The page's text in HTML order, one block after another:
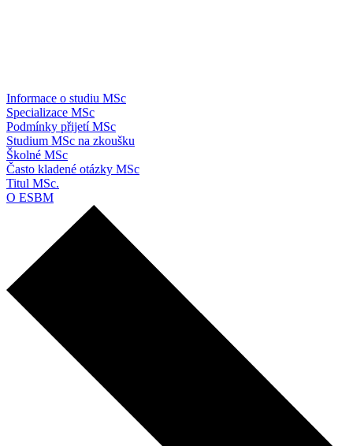
Informace o studiu MSc
Specializace MSc
Podmínky přijetí MSc
Studium MSc na zkoušku
Školné MSc
Často kladené otázky MSc
Titul MSc.
O ESBM